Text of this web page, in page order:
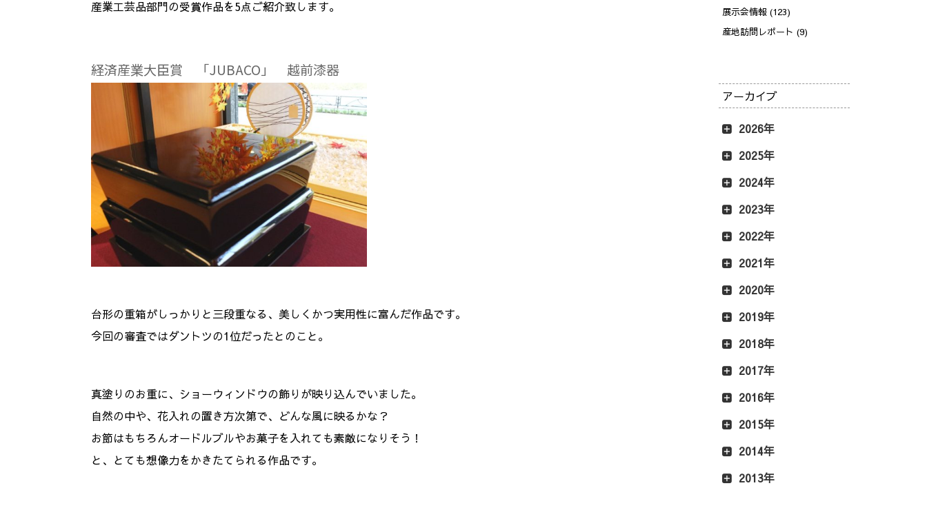
産業工芸品部門の受賞作品を5点ご紹介致します。
経済産業大臣賞 「JUBACO」 越前漆器
台形の重箱がしっかりと三段重なる、美しくかつ実用性に富んだ作品です。
今回の審査ではダントツの1位だったとのこと。
真塗りのお重に、ショーウィンドウの飾りが映り込んでいました。
自然の中や、花入れの置き方次第で、どんな風に映るかな？
お節はもちろんオードルブルやお菓子を入れても素敵になりそう！
と、とても想像力をかきたてられる作品です。
展示会情報 (123)
産地訪問レポート (9)
アーカイブ
2026年
2025年
2024年
2023年
2022年
2021年
2020年
2019年
2018年
2017年
2016年
2015年
2014年
2013年